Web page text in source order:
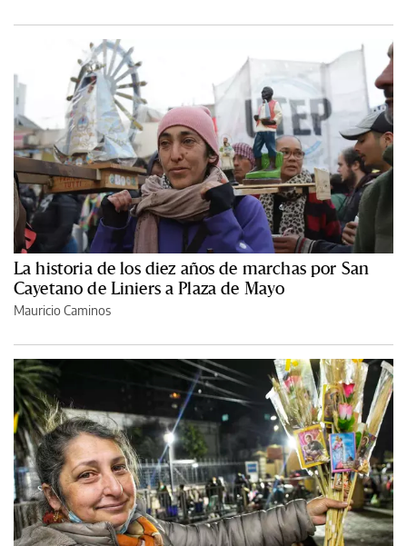
La historia de los diez años de marchas por San
Cayetano de Liniers a Plaza de Mayo
Mauricio Caminos